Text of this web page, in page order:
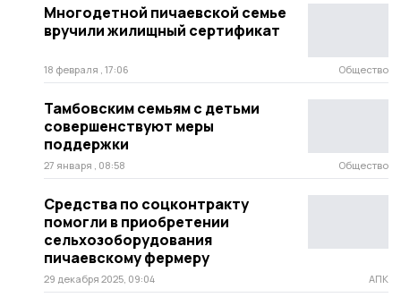
Многодетной пичаевской семье
вручили жилищный сертификат
18 февраля , 17:06 Общество
Тамбовским семьям с детьми
совершенствуют меры
поддержки
27 января , 08:58 Общество
Средства по соцконтракту
помогли в приобретении
сельхозоборудования
пичаевскому фермеру
29 декабря 2025, 09:04 АПК